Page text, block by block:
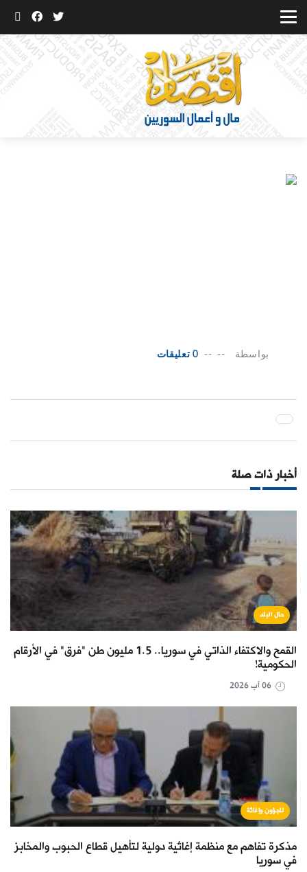
بواسطة --
-- 0 تعليقات
أخبار ذات صلة
حال البلد
القمح والاكتفاء الذاتي في سوريا.. 1.5 مليون طن "فرق" في الأرقام
الحكومية!
لاجؤون وإغاثة
مذكرة تفاهم مع منظمة إغاثية دولية لتأهيل قطاع الحبوب والمخابز
في سوريا